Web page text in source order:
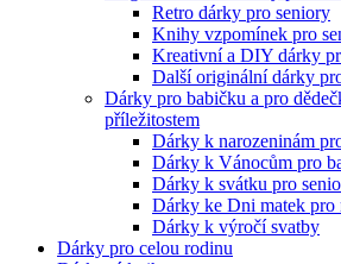
Retro dárky pro seniory
Knihy vzpomínek pro
Kreativní a DIY dárky
Další originální dárky
Dárky pro babičku a pro
příležitostem
Dárky k narozeninám
Dárky k Vánocům pro
Dárky k svátku pro
Dárky ke Dni matek pro
Dárky k výročí svatby
Dárky pro celou rodinu